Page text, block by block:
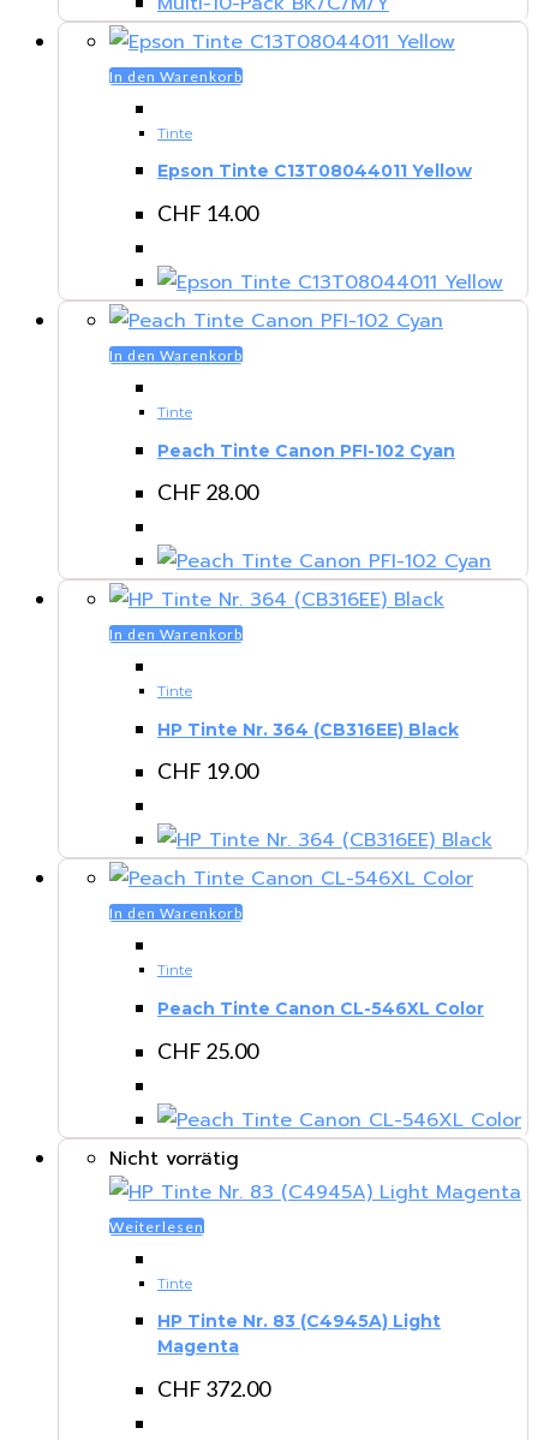
In den Warenkorb
Tinte
Epson Tinte C13T08044011 Yellow
CHF 14.00
In den Warenkorb
Tinte
Peach Tinte Canon PFI-102 Cyan
CHF 28.00
In den Warenkorb
Tinte
HP Tinte Nr. 364 (CB316EE) Black
CHF 19.00
In den Warenkorb
Tinte
Peach Tinte Canon CL-546XL Color
CHF 25.00
Nicht vorrätig
Weiterlesen
Tinte
HP Tinte Nr. 83 (C4945A) Light
Magenta
CHF 372.00